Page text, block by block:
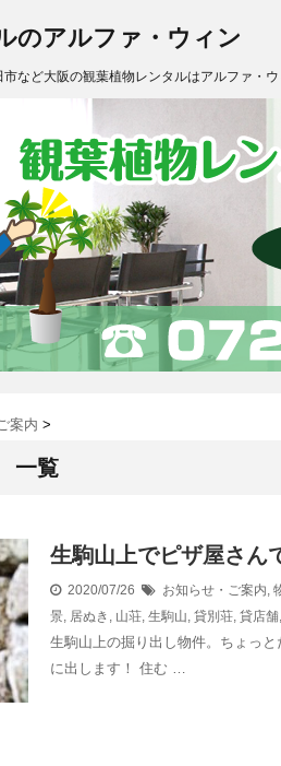
のアルファ・ウィン
など大阪の観葉植物レンタルはアルファ・ウ
案内 >
一覧
生駒山上でピザ屋さん
2020/07/26 お知らせ・ご案内,
景, 居ぬき , 山荘, 生駒山, 貸別荘, 貸店舗,
生駒山上の掘り出し物件。ちょっ
に出します！ 住む …